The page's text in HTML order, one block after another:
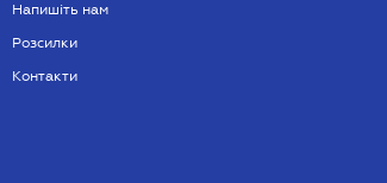
Напишіть нам
Розсилки
Контакти